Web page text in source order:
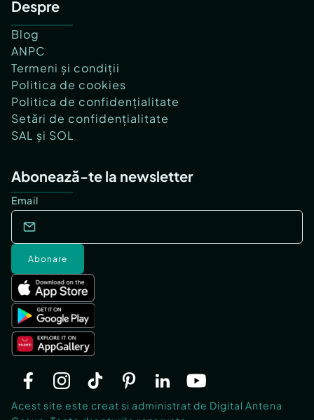
Despre
Blog
ANPC
Termeni și condiții
Politica de cookies
Politica de confidențialitate
Setări de confidențialitate
SAL și SOL
Abonează-te la newsletter
Email
Abonare
Acest site este creat si administrat de Digital Antena